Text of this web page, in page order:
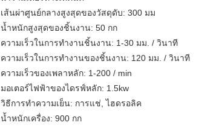
เส้นผ่าศูนย์กลางสูงสุดของวัสดุดับ: 300 มม
น้ำหนักสูงสุดของชิ้นงาน: 50 กก
ความเร็วในการทำงานชิ้นงาน: 1-30 มม. / วินาที
ความเร็วในการทำงานของชิ้นงาน: 120 มม. / วินาที
ความเร็วของเพลาหลัก: 1-200 / min
มอเตอร์ไฟฟ้าของไดรฟ์หลัก: 1.5kw
วิธีการทำความเย็น: การแช่, ไฮดรอลิค
น้ำหนักเครื่อง: 900 กก